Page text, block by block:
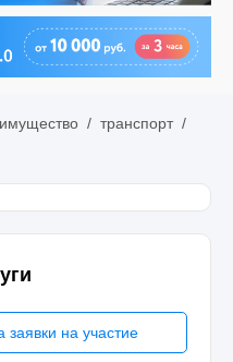
/ транспорт /
заявки на участие